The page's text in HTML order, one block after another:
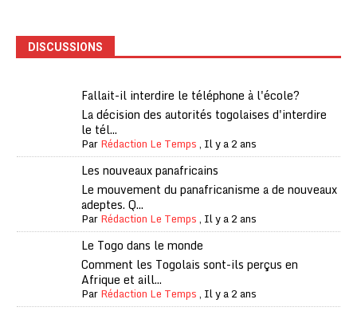
DISCUSSIONS
Fallait-il interdire le téléphone à l'école?
La décision des autorités togolaises d'interdire
le tél...
ParRédaction Le Temps, Il y a 2 ans
Les nouveaux panafricains
Le mouvement du panafricanisme a de nouveaux
adeptes. Q...
ParRédaction Le Temps, Il y a 2 ans
Le Togo dans le monde
Comment les Togolais sont-ils perçus en
Afrique et aill...
ParRédaction Le Temps, Il y a 2 ans